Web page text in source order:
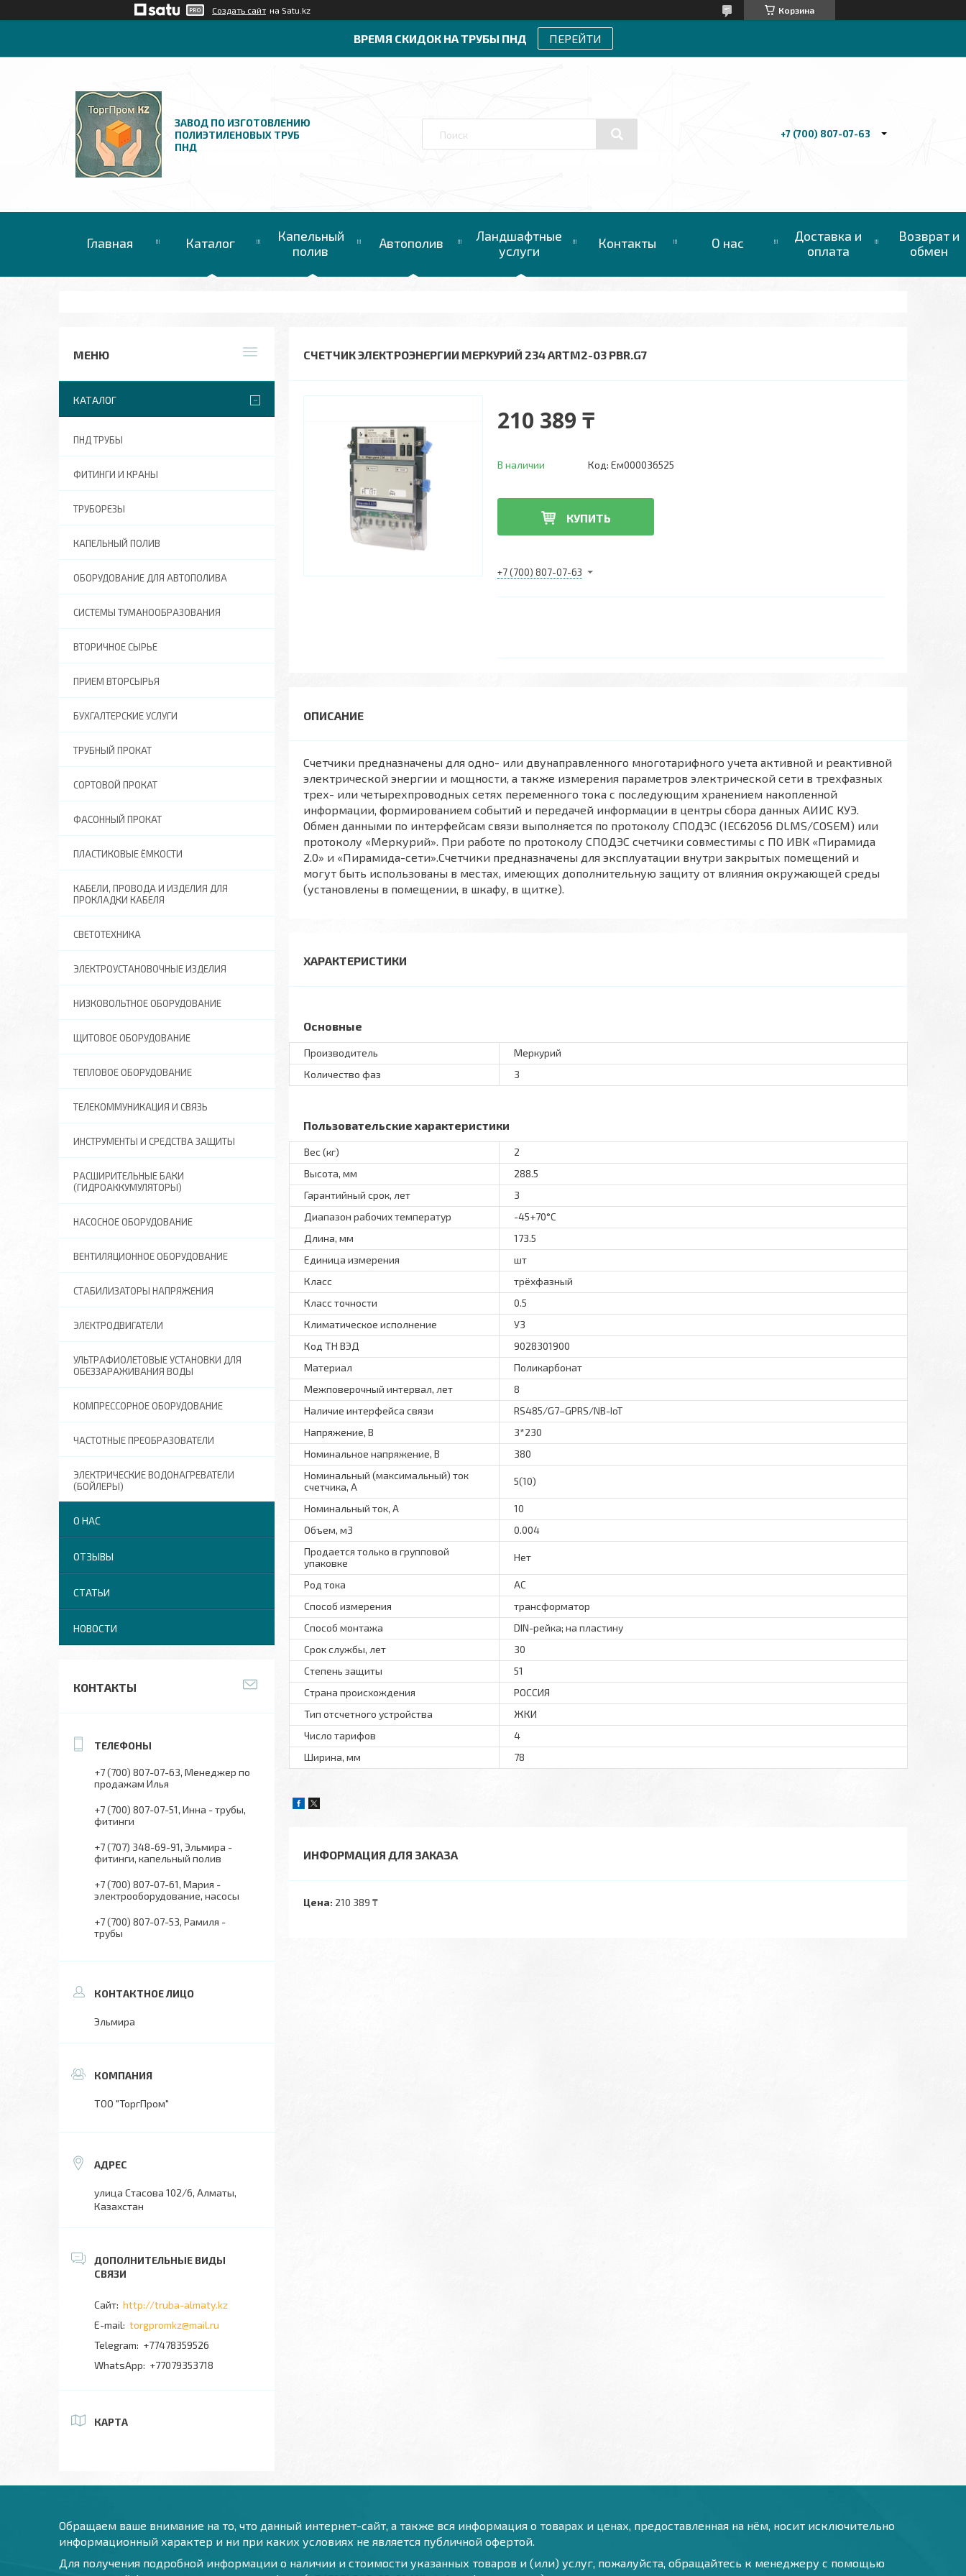
Создать сайт на Satu.kz Корзина
ВРЕМЯ СКИДОК НА ТРУБЫ ПНД ПЕРЕЙТИ
ЗАВОД ПО ИЗГОТОВЛЕНИЮ
ПОЛИЭТИЛЕНОВЫХ ТРУБ
ПНД
+7 (700) 807-07-63
Главная Каталог
Капельный
полив
Автополив
Ландшафтные
услуги
Контакты О нас
Доставка и
оплата
Возврат и
обмен
СЧЕТЧИК ЭЛЕКТРОЭНЕРГИИ МЕРКУРИЙ 234 ARTM2-03 PBR.G7
210 389 ₸
В наличии Код: Ем000036525
КУПИТЬ
+7 (700) 807-07-63
Счетчики предназначены для одно- или двунаправленного многотарифного учета активной и реактивной
электрической энергии и мощности, а также измерения параметров электрической сети в трехфазных
трех- или четырехпроводных сетях переменного тока с последующим хранением накопленной
информации, формированием событий и передачей информации в центры сбора данных АИИС КУЭ.
Обмен данными по интерфейсам связи выполняется по протоколу СПОДЭС (IEC62056 DLMS/COSEM) или
протоколу «Меркурий». При работе по протоколу СПОДЭС счетчики совместимы с ПО ИВК «Пирамида
2.0» и «Пирамида-сети».Счетчики предназначены для эксплуатации внутри закрытых помещений и
могут быть использованы в местах, имеющих дополнительную защиту от влияния окружающей среды
(установлены в помещении, в шкафу, в щитке).
ХАРАКТЕРИСТИКИ
Основные
Производитель
Меркурий
Количество фаз
3
Пользовательские характеристики
Вес (кг)
2
Высота, мм
288.5
Гарантийный срок, лет
3
Диапазон рабочих температур
-45+70°С
Длина, мм
173.5
Единица измерения
шт
Класс
трёхфазный
Класс точности
0.5
Климатическое исполнение
У3
Код ТН ВЭД
9028301900
Материал
Поликарбонат
Межповерочный интервал, лет
8
Наличие интерфейса связи
RS485/G7–GPRS/NB-IoT
Напряжение, В
3*230
Номинальное напряжение, В
380
Номинальный (максимальный) ток
счетчика, А
5(10)
Номинальный ток, А
10
Объем, м3
0.004
Продается только в групповой
упаковке
Нет
Род тока
AC
Способ измерения
трансформатор
Способ монтажа
DIN-рейка; на пластину
Срок службы, лет
30
Степень защиты
51
Страна происхождения
РОССИЯ
Тип отсчетного устройства
ЖКИ
Число тарифов
4
Ширина, мм
78
ИНФОРМАЦИЯ ДЛЯ ЗАКАЗА
Цена: 210 389 ₸
КАТАЛОГ
ПНД ТРУБЫ
ФИТИНГИ И КРАНЫ
ТРУБОРЕЗЫ
КАПЕЛЬНЫЙ ПОЛИВ
ОБОРУДОВАНИЕ ДЛЯ АВТОПОЛИВА
СИСТЕМЫ ТУМАНООБРАЗОВАНИЯ
ВТОРИЧНОЕ СЫРЬЕ
ПРИЕМ ВТОРСЫРЬЯ
БУХГАЛТЕРСКИЕ УСЛУГИ
ТРУБНЫЙ ПРОКАТ
СОРТОВОЙ ПРОКАТ
ФАСОННЫЙ ПРОКАТ
ПЛАСТИКОВЫЕ ЁМКОСТИ
КАБЕЛИ, ПРОВОДА И ИЗДЕЛИЯ ДЛЯ
ПРОКЛАДКИ КАБЕЛЯ
СВЕТОТЕХНИКА
ЭЛЕКТРОУСТАНОВОЧНЫЕ ИЗДЕЛИЯ
НИЗКОВОЛЬТНОЕ ОБОРУДОВАНИЕ
ЩИТОВОЕ ОБОРУДОВАНИЕ
ТЕПЛОВОЕ ОБОРУДОВАНИЕ
ТЕЛЕКОММУНИКАЦИЯ И СВЯЗЬ
ИНСТРУМЕНТЫ И СРЕДСТВА ЗАЩИТЫ
РАСШИРИТЕЛЬНЫЕ БАКИ
(ГИДРОАККУМУЛЯТОРЫ)
НАСОСНОЕ ОБОРУДОВАНИЕ
ВЕНТИЛЯЦИОННОЕ ОБОРУДОВАНИЕ
СТАБИЛИЗАТОРЫ НАПРЯЖЕНИЯ
ЭЛЕКТРОДВИГАТЕЛИ
УЛЬТРАФИОЛЕТОВЫЕ УСТАНОВКИ ДЛЯ
ОБЕЗЗАРАЖИВАНИЯ ВОДЫ
КОМПРЕССОРНОЕ ОБОРУДОВАНИЕ
ЧАСТОТНЫЕ ПРЕОБРАЗОВАТЕЛИ
ЭЛЕКТРИЧЕСКИЕ ВОДОНАГРЕВАТЕЛИ
(БОЙЛЕРЫ)
О НАС
ОТЗЫВЫ
СТАТЬИ
НОВОСТИ
КОНТАКТЫ
+7 (700) 807-07-63 Менеджер по
продажам Илья
+7 (700) 807-07-51 Инна - трубы,
фитинги
+7 (707) 348-69-91 Эльмира -
фитинги, капельный полив
+7 (700) 807-07-61 Мария -
электрооборудование, насосы
+7 (700) 807-07-53 Рамиля -
трубы
Эльмира
ТОО "ТоргПром"
улица Стасова 102/6, Алматы,
Казахстан
http://truba-almaty.kz
torgpromkz@mail.ru
+77478359526
+77079353718
КАРТА
Обращаем ваше внимание на то, что данный интернет-сайт, а также вся информация о товарах и ценах, предоставленная на нём, носит исключительно
информационный характер и ни при каких условиях не является публичной офертой.
Для получения подробной информации о наличии и стоимости указанных товаров и (или) услуг, пожалуйста, обращайтесь к менеджеру с помощью